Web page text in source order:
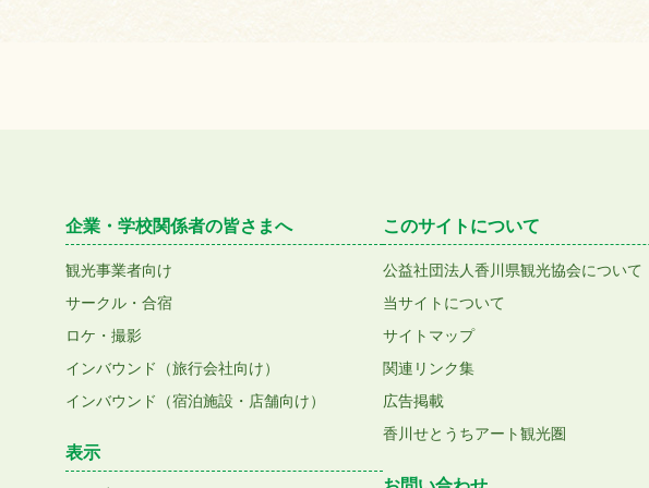
企業・学校関係者の皆さまへ
観光事業者向け
サークル・合宿
ロケ・撮影
インバウンド（旅行会社向け）
インバウンド（宿泊施設・店舗向け）
表示
このサイトについて
公益社団法人香川県観光協会について
当サイトについて
サイトマップ
関連リンク集
広告掲載
香川せとうちアート観光圏